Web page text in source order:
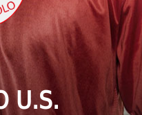
U.S.